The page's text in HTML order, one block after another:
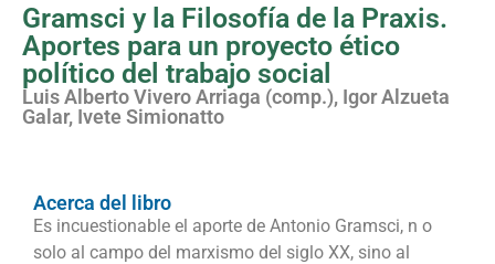
Gramsci y la Filosofía de la Praxis.
Aportes para un proyecto ético
político del trabajo social
Luis Alberto Vivero Arriaga (comp.), Igor Alzueta
Galar, Ivete Simionatto
Acerca del libro
Es incuestionable el aporte de Antonio Gramsci, n o
solo al campo del marxismo del siglo XX, sino al